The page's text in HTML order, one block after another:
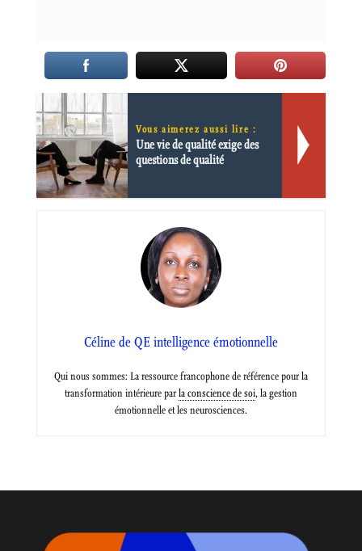
Vous aimerez aussi lire :
Une vie de qualité exige des
questions de qualité
Céline de QE intelligence émotionnelle
Qui nous sommes: La ressource francophone de référence pour la
transformation intérieure parla conscience de soi, la gestion
émotionnelle et les neurosciences.